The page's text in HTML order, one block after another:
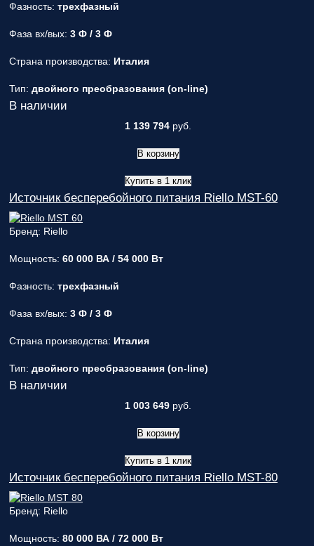
Фазность: трехфазный
Фаза вх/вых: 3 Ф / 3 Ф
Страна производства: Италия
Тип: двойного преобразования (on-line)
В наличии
1 139 794 руб.
В корзину
Купить в 1 клик
Источник бесперебойного питания Riello MST-60
Бренд: Riello
Мощность: 60 000 ВА / 54 000 Вт
Фазность: трехфазный
Фаза вх/вых: 3 Ф / 3 Ф
Страна производства: Италия
Тип: двойного преобразования (on-line)
В наличии
1 003 649 руб.
В корзину
Купить в 1 клик
Источник бесперебойного питания Riello MST-80
Бренд: Riello
Мощность: 80 000 ВА / 72 000 Вт